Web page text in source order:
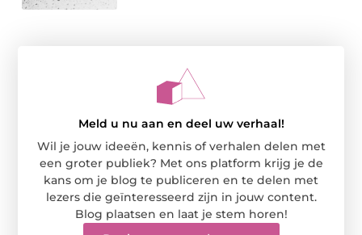
Meld u nu aan en deel uw verhaal!
Wil je jouw ideeën, kennis of verhalen delen met
een groter publiek? Met ons platform krijg je de
kans om je blog te publiceren en te delen met
lezers die geïnteresseerd zijn in jouw content.
Blog plaatsen en laat je stem horen!